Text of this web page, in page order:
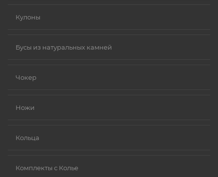
Кулоны
Бусы из натуральных камней
Чокер
Ножи
Кольца
Комплекты с Колье